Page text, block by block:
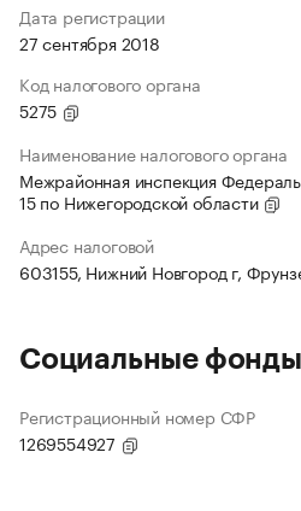
Дата регистрации
27 сентября 2018
Код налогового органа
5275
Наименование налогового органа
Межрайонная инспекция
15 по Нижегородской области
Адрес налоговой
603155, Нижний Новгород г,
Социальные фонды
Регистрационный номер СФР
1269554927